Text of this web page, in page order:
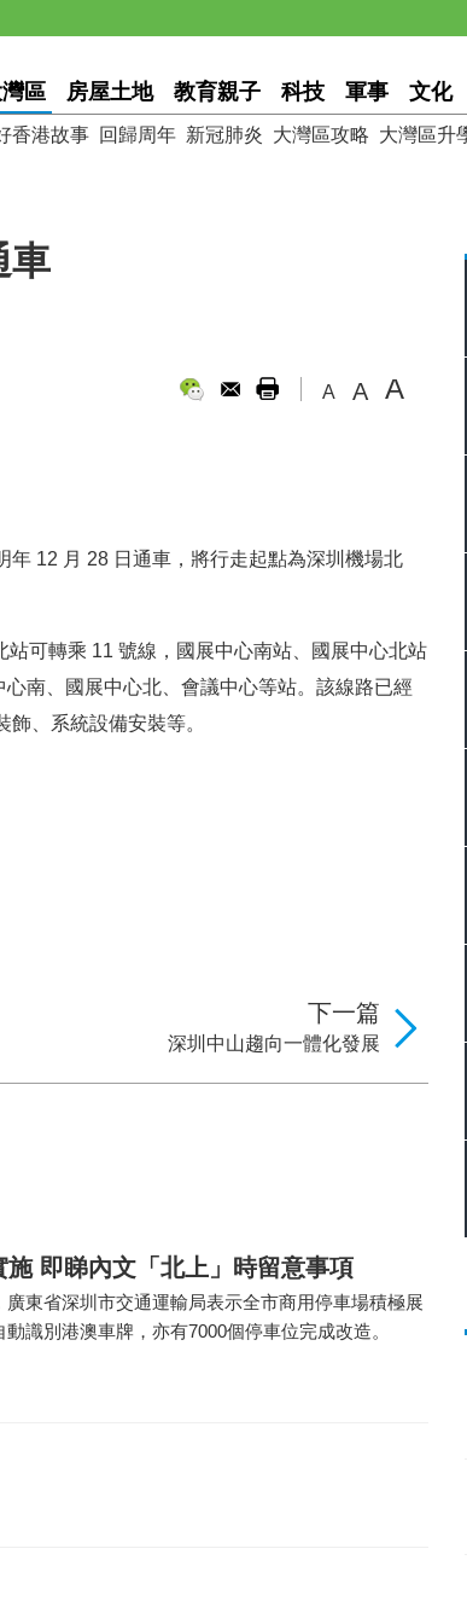
區 房屋土地 教育親子 科技 軍事 文化
香港故事 回歸周年 新冠肺炎 大灣區攻略 大灣區升
車
A A A
12 月 28 日通車，將行走起點為深圳機場北
可轉乘 11 號線，國展中心南站、國展中心北站
南、國展中心北、會議中心等站。該線路已經
、系統設備安裝等。
下一篇
深圳中山趨向一體化發展
施 即睇內文「北上」時留意事項
廣東省深圳市交通運輸局表示全市商用停車場積極展
識別港澳車牌，亦有7000個停車位完成改造。